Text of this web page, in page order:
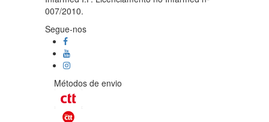
007/2010.
Segue-nos
Métodos de envio